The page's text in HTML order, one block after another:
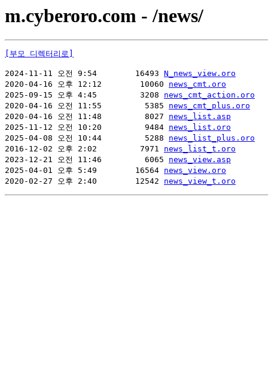
m.cyberoro.com - /news/
[부모 디렉터리로]
2024-11-11 오전 9:54        16493 N_news_view.oro
2020-04-16 오후 12:12        10060 news_cmt.oro
2025-09-15 오후 4:45         3208 news_cmt_action.oro
2020-04-16 오전 11:55         5385 news_cmt_plus.oro
2020-04-16 오전 11:48         8027 news_list.asp
2025-11-12 오전 10:20         9484 news_list.oro
2025-04-08 오전 10:44         5288 news_list_plus.oro
2016-12-02 오후 2:02         7971 news_list_t.oro
2023-12-21 오전 11:46         6065 news_view.asp
2025-04-01 오후 5:49        16564 news_view.oro
2020-02-27 오후 2:40        12542 news_view_t.oro